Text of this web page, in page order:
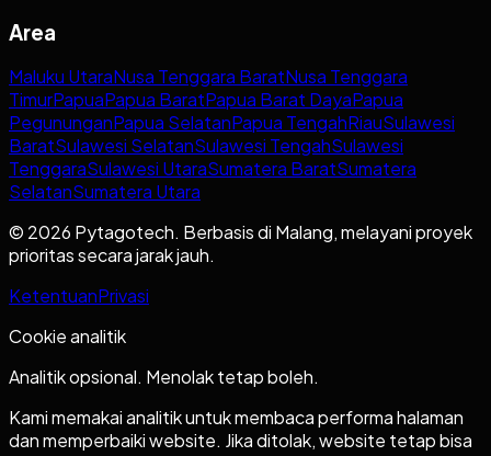
Area
Maluku UtaraNusa Tenggara BaratNusa Tenggara
TimurPapuaPapua BaratPapua Barat DayaPapua
PegununganPapua SelatanPapua TengahRiauSulawesi
BaratSulawesi SelatanSulawesi TengahSulawesi
TenggaraSulawesi UtaraSumatera BaratSumatera
SelatanSumatera Utara
© 2026 Pytagotech. Berbasis di Malang, melayani proyek
prioritas secara jarak jauh.
KetentuanPrivasi
Cookie analitik
Analitik opsional. Menolak tetap boleh.
Kami memakai analitik untuk membaca performa halaman
dan memperbaiki website. Jika ditolak, website tetap bisa